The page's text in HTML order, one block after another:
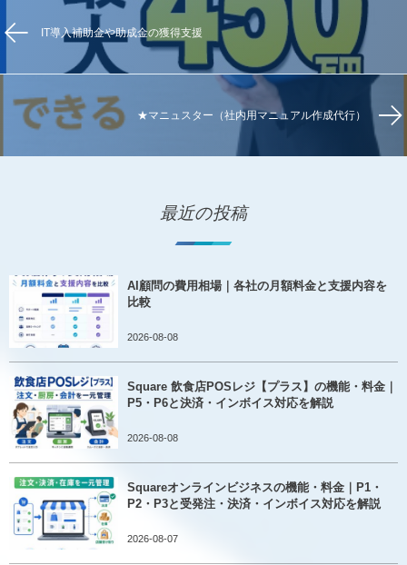
IT導入補助金や助成金の獲得支援
★マニュスター（社内用マニュアル作成代行）
最近の投稿
AI顧問の費用相場｜各社の月額料金と支援内容を
比較
2026-08-08
Square 飲食店POSレジ【プラス】の機能・料金｜
P5・P6と決済・インボイス対応を解説
2026-08-08
Squareオンラインビジネスの機能・料金｜P1・
P2・P3と受発注・決済・インボイス対応を解説
2026-08-07